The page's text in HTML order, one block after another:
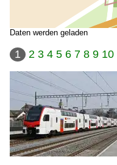
Daten werden geladen
1 2 3 4 5 6 7 8 9 10